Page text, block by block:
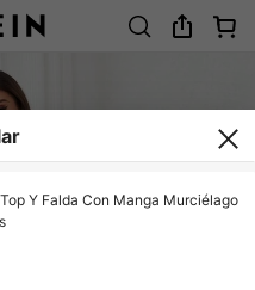
Y Falda Con Manga Murciélago